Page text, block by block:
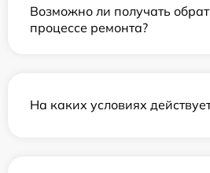
Возможно ли получать
процессе ремонта?
На каких условиях